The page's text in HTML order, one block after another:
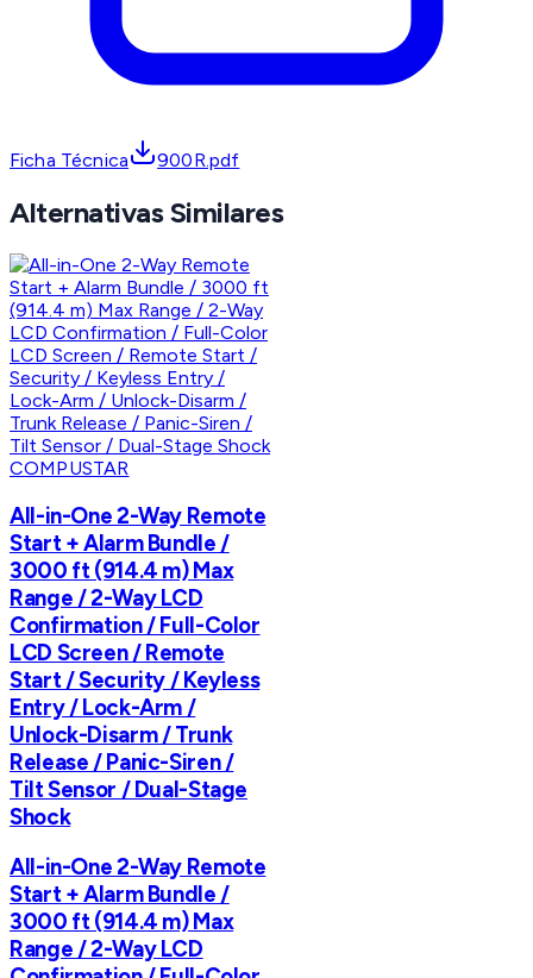
Ficha Técnica 900R.pdf
Alternativas Similares
COMPUSTAR
All-in-One 2-Way Remote
Start + Alarm Bundle /
3000 ft (914.4 m) Max
Range / 2-Way LCD
Confirmation / Full-Color
LCD Screen / Remote
Start / Security / Keyless
Entry / Lock-Arm /
Unlock-Disarm / Trunk
Release / Panic-Siren /
Tilt Sensor / Dual-Stage
Shock
All-in-One 2-Way Remote
Start + Alarm Bundle /
3000 ft (914.4 m) Max
Range / 2-Way LCD